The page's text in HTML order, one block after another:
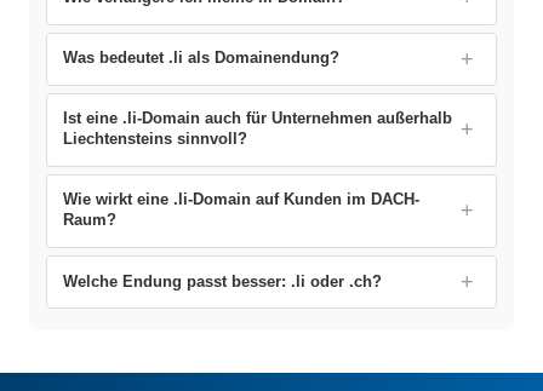
Was bedeutet .li als Domainendung?
Ist eine .li-Domain auch für Unternehmen außerhalb
Liechtensteins sinnvoll?
Wie wirkt eine .li-Domain auf Kunden im DACH-
Raum?
Welche Endung passt besser: .li oder .ch?